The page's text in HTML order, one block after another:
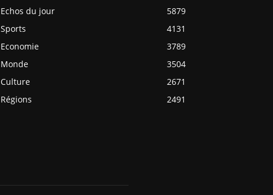
Echos du jour
5879
Sports
4131
Economie
3789
Monde
3504
Culture
2671
Régions
2491